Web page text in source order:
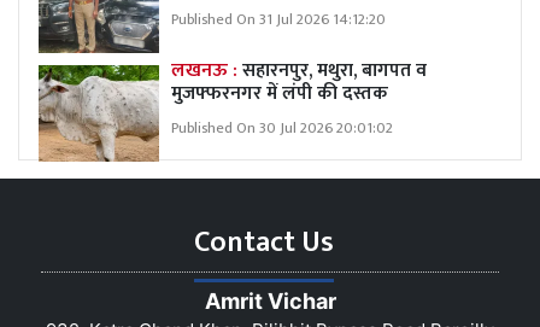
Published On 31 Jul 2026 14:12:20
लखनऊ :सहारनपुर, मथुरा, बागपत व
मुजफ्फरनगर में लंपी की दस्तक
Published On 30 Jul 2026 20:01:02
Contact Us
Amrit Vichar